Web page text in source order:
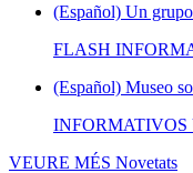
(Español) Un
FLASH
(Español) Museo
INFORMATIVOS
VEURE MÉS Novetats